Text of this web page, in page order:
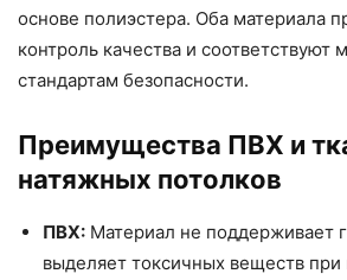
основе полиэстера. Оба материала
контроль качества и
стандартам безопасности.
Преимущества ПВХ и
натяжных потолков
ПВХ: Материал не поддерживает
выделяет токсичных веществ при